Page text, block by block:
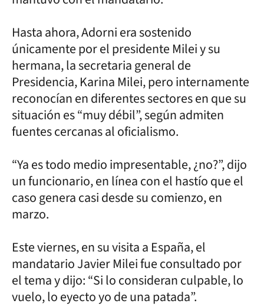
Hasta ahora, Adorni era sostenido
únicamente por el presidente Milei y su
hermana, la secretaria general de
Presidencia, Karina Milei, pero internamente
reconocían en diferentes sectores en que su
situación es “muy débil”, según admiten
fuentes cercanas al oficialismo.
“Ya es todo medio impresentable, ¿no?”, dijo
un funcionario, en línea con el hastío que el
caso genera casi desde su comienzo, en
marzo.
Este viernes, en su visita a España, el
mandatario Javier Milei fue consultado por
el tema y dijo: “Si lo consideran culpable, lo
vuelo, lo eyecto yo de una patada”.